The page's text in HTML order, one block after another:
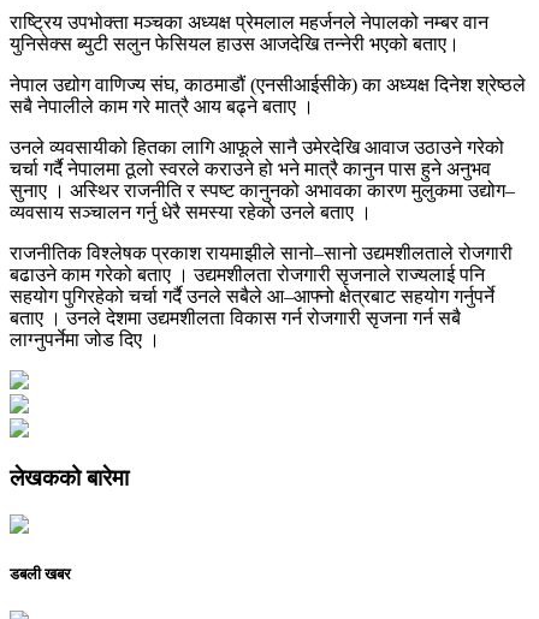
राष्ट्रिय उपभोक्ता मञ्चका अध्यक्ष प्रेमलाल महर्जनले नेपालको नम्बर वान
युनिसेक्स ब्युटी सलुन फेसियल हाउस आजदेखि तन्नेरी भएको बताए।
नेपाल उद्योग वाणिज्य संघ, काठमाडौं (एनसीआईसीके) का अध्यक्ष दिनेश श्रेष्ठले
सबै नेपालीले काम गरे मात्रै आय बढ्ने बताए ।
उनले व्यवसायीको हितका लागि आफूले सानै उमेरदेखि आवाज उठाउने गरेको
चर्चा गर्दै नेपालमा ठूलो स्वरले कराउने हो भने मात्रै कानुन पास हुने अनुभव
सुनाए । अस्थिर राजनीति र स्पष्ट कानुनको अभावका कारण मुलुकमा उद्योग–
व्यवसाय सञ्चालन गर्नु धेरै समस्या रहेको उनले बताए ।
राजनीतिक विश्लेषक प्रकाश रायमाझीले सानो–सानो उद्यमशीलताले रोजगारी
बढाउने काम गरेको बताए । उद्यमशीलता रोजगारी सृजनाले राज्यलाई पनि
सहयोग पुगिरहेको चर्चा गर्दै उनले सबैले आ–आफ्नो क्षेत्रबाट सहयोग गर्नुपर्ने
बताए । उनले देशमा उद्यमशीलता विकास गर्न रोजगारी सृजना गर्न सबै
लाग्नुपर्नेमा जोड दिए ।
लेखकको बारेमा
डबली खबर